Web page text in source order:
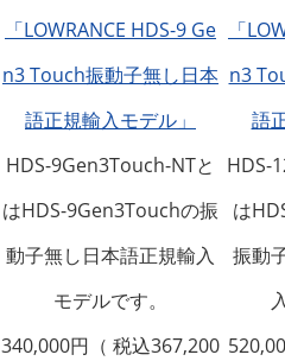
「LOWRANCE HDS-9 Ge
n3 Touch振動子無し日本
語正規輸入モデル」
HDS-9Gen3Touch-NTと
はHDS-9Gen3Touchの振
動子無し日本語正規輸入
モデルです。
340,000円（ 税込367,200
「
n3
語
HDS-
は
振動